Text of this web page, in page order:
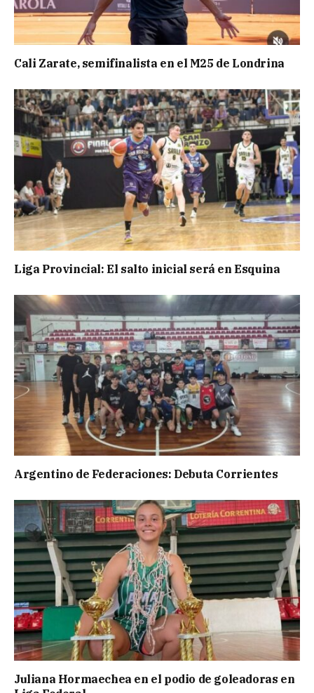
Cali Zarate, semifinalista en el M25 de Londrina
Liga Provincial: El salto inicial será en Esquina
Argentino de Federaciones: Debuta Corrientes
Juliana Hormaechea en el podio de goleadoras en